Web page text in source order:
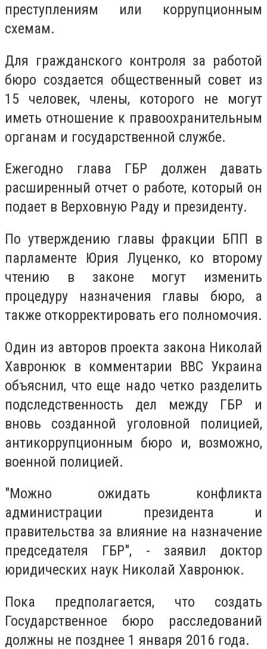
преступлениям или коррупционным
схемам.
Для гражданского контроля за работой
бюро создается общественный совет из
15 человек, члены, которого не могут
иметь отношение к правоохранительным
органам и государственной службе.
Ежегодно глава ГБР должен давать
расширенный отчет о работе, который он
подает в Верховную Раду и президенту.
По утверждению главы фракции БПП в
парламенте Юрия Луценко, ко второму
чтению в законе могут изменить
процедуру назначения главы бюро, а
также откорректировать его полномочия.
Один из авторов проекта закона Николай
Хавронюк в комментарии ВВС Украина
объяснил, что еще надо четко разделить
подследственность дел между ГБР и
вновь созданной уголовной полицией,
антикоррупционным бюро и, возможно,
военной полицией.
"Можно ожидать конфликта
администрации президента и
правительства за влияние на назначение
председателя ГБР", - заявил доктор
юридических наук Николай Хавронюк.
Пока предполагается, что создать
Государственное бюро расследований
должны не позднее 1 января 2016 года.